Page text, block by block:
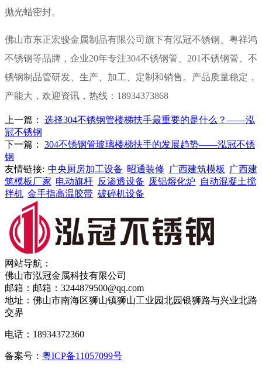
抛光蜡密封。
佛山市东正宏骏金属制品有限公司旗下有泓冠不锈钢、粤祥鸿
不锈钢等品牌，企业20年专注304不锈钢管、 201不锈钢管、不
锈钢制品管研发、生产、加工、定制和销售。 产品质量稳定，
产能大，欢迎资讯，热线：18934373868
上一篇： 选择304不锈钢管楼梯扶手最重要的是什么？——泓
冠不锈钢
下一篇： 304不锈钢管玻璃楼梯扶手的发展趋势——泓冠不锈
钢
友情链接: 中央厨房加工设备 昭通装修 广西建筑模板
广西建
筑模板厂家 电动旗杆 反渗透设备 废铝熔化炉
自动混凝土搅
拌机 金手指高温胶带 破碎机设备
网站导航：
佛山市泓冠金属科技有限公司
邮箱：邮箱：3244879500@qq.com
地址：佛山市南海区狮山镇狮山工业园北园银狮路与兴业北路
交界
电话：18934372360
备案号： 粤ICP备11057099号